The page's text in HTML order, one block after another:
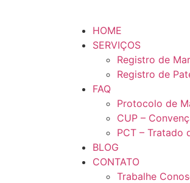
HOME
SERVIÇOS
Registro de
Registro de
FAQ
Protocolo de
CUP –
PCT – Tratado
BLOG
CONTATO
Trabalhe